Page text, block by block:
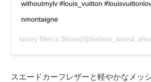
withoutmylv #louis_vuitton
nmontaigne
luxury Men’s Shoes(@fashion_brand_shoes2020)
スエードカーフレザーと軽やかなメッ